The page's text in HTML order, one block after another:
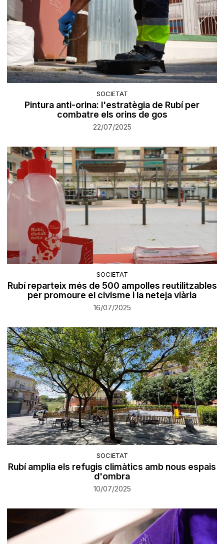
SOCIETAT
Pintura anti-orina: l'estratègia de Rubí per
combatre els orins de gos
22/07/2025
SOCIETAT
Rubí reparteix més de 500 ampolles reutilitzables
per promoure el civisme i la neteja viària
16/07/2025
SOCIETAT
Rubí amplia els refugis climàtics amb nous espais
d'ombra
10/07/2025